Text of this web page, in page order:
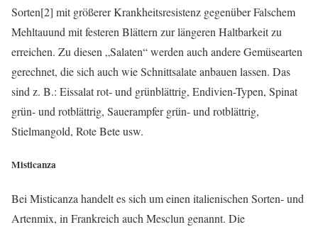
Sorten[2] mit größerer Krankheitsresistenz gegenüber Falschem
Mehltauund mit festeren Blättern zur längeren Haltbarkeit zu
erreichen. Zu diesen „Salaten“ werden auch andere Gemüsearten
gerechnet, die sich auch wie Schnittsalate anbauen lassen. Das
sind z. B.: Eissalat rot- und grünblättrig, Endivien-Typen, Spinat
grün- und rotblättrig, Sauerampfer grün- und rotblättrig,
Stielmangold, Rote Bete usw.
Misticanza
Bei Misticanza handelt es sich um einen italienischen Sorten- und
Artenmix, in Frankreich auch Mesclun genannt. Die